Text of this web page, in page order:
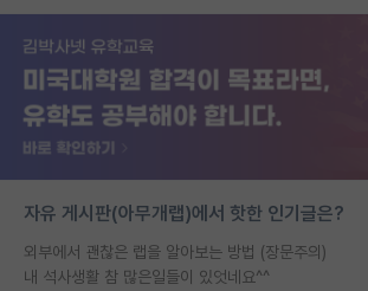
자유 게시판(아무개랩)에서 핫한 인기글은?
외부에서 괜찮은 랩을 알아보는 방법 (장문주의)
내 석사생활 참 많은일들이 있엇네요^^